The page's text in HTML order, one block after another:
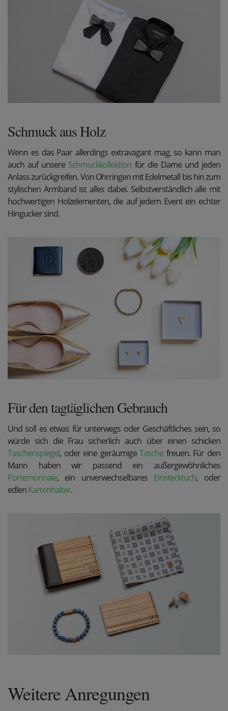
Schmuck aus Holz
Wenn es das Paar allerdings extravagant mag, so kann man
auch auf unsere Schmuckkollektion für die Dame und jeden
Anlass zurückgreifen. Von Ohrringen mit Edelmetall bis hin zum
stylischen Armband ist alles dabei. Selbstverständlich alle mit
hochwertigen Holzelementen, die auf jedem Event ein echter
Hingucker sind.
Für den tagtäglichen Gebrauch
Und soll es etwas für unterwegs oder Geschäftliches sein, so
würde sich die Frau sicherlich auch über einen schicken
Taschenspiegel, oder eine geräumigeTasche freuen. Für den
Mann haben wir passend ein außergewöhnliches
Portemonnaie, ein unverwechselbares Einstecktuch, oder
edlenKartenhalter.
Weitere Anregungen